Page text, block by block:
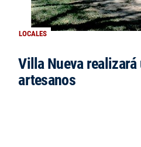
LOCALES
Villa Nueva realizará
artesanos